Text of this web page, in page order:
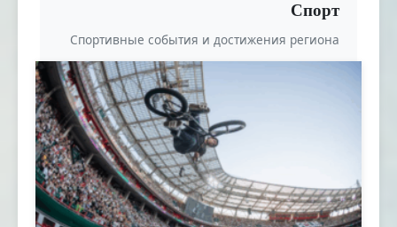
Спорт
Спортивные события и достижения региона